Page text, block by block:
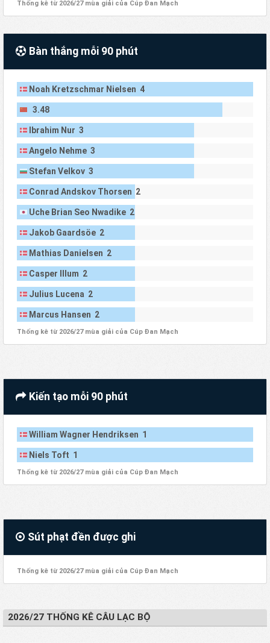
Thống kê từ 2026/27 mùa giải của Cúp Đan Mạch
Bàn thắng mỗi 90 phút
Noah Kretzschmar Nielsen 4
3.48
Ibrahim Nur 3
Angelo Nehme 3
Stefan Velkov 3
Conrad Andskov Thorsen 2
Uche Brian Seo Nwadike 2
Jakob Gaardsöe 2
Mathias Danielsen 2
Casper Illum 2
Julius Lucena 2
Marcus Hansen 2
Thống kê từ 2026/27 mùa giải của Cúp Đan Mạch
Kiến tạo mỗi 90 phút
William Wagner Hendriksen 1
Niels Toft 1
Thống kê từ 2026/27 mùa giải của Cúp Đan Mạch
Sút phạt đền được ghi
Thống kê từ 2026/27 mùa giải của Cúp Đan Mạch
2026/27 THỐNG KÊ CÂU LẠC BỘ